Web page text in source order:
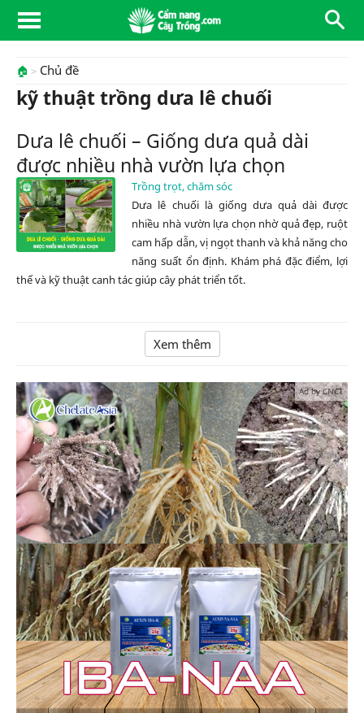
🏠 Chủ đề
kỹ thuật trồng dưa lê chuối
Dưa lê chuối – Giống dưa quả dài
được nhiều nhà vườn lựa chọn
Trồng trọt, chăm sóc
Dưa lê chuối là giống dưa quả dài được
nhiều nhà vườn lựa chọn nhờ quả đẹp, ruột
cam hấp dẫn, vị ngọt thanh và khả năng cho
năng suất ổn định. Khám phá đặc điểm, lợi
thế và kỹ thuật canh tác giúp cây phát triển tốt.
Xem thêm
Ad by CNCT